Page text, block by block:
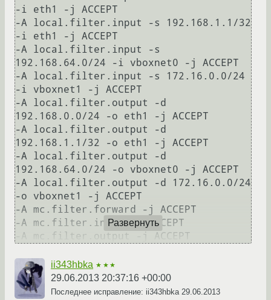
-i eth1 -j ACCEPT
-A local.filter.input -s 192.168.1.1/32
-i eth1 -j ACCEPT
-A local.filter.input -s
192.168.64.0/24 -i vboxnet0 -j ACCEPT
-A local.filter.input -s 172.16.0.0/24
-i vboxnet1 -j ACCEPT
-A local.filter.output -d
192.168.0.0/24 -o eth1 -j ACCEPT
-A local.filter.output -d
192.168.1.1/32 -o eth1 -j ACCEPT
-A local.filter.output -d
192.168.64.0/24 -o vboxnet0 -j ACCEPT
-A local.filter.output -d 172.16.0.0/24
-o vboxnet1 -j ACCEPT
-A mc.filter.forward -j ACCEPT
-A mc.filter.input -j ACCEPT
Развернуть
ii343hbka ★★★
29.06.2013 20:37:16 +00:00
Последнее исправление: ii343hbka 29.06.2013